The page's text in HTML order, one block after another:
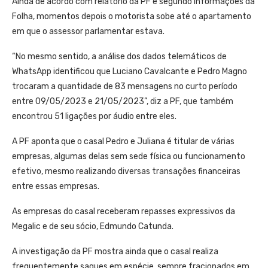
Folha, momentos depois o motorista sobe até o apartamento
em que o assessor parlamentar estava.
“No mesmo sentido, a análise dos dados telemáticos de
WhatsApp identificou que Luciano Cavalcante e Pedro Magno
trocaram a quantidade de 83 mensagens no curto período
entre 09/05/2023 e 21/05/2023”, diz a PF, que também
encontrou 51 ligações por áudio entre eles.
A PF aponta que o casal Pedro e Juliana é titular de várias
empresas, algumas delas sem sede física ou funcionamento
efetivo, mesmo realizando diversas transações financeiras
entre essas empresas.
As empresas do casal receberam repasses expressivos da
Megalic e de seu sócio, Edmundo Catunda.
A investigação da PF mostra ainda que o casal realiza